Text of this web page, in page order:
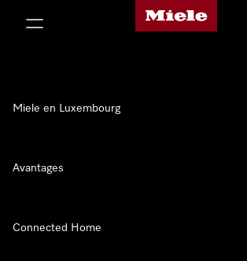
Page d'accueil de Miele
Miele en Luxembourg
Avantages
Connected Home